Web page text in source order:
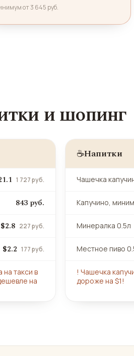
от 3 645 руб.
и шопинг
1 727 руб.
843 руб.
$2.8 227 руб.
$2.2 177 руб.
такси в
на
☕Напитки
Чашечка
Капучино,
Минералка 0.5л
Местное пиво
! Чашечка
дороже на $1!